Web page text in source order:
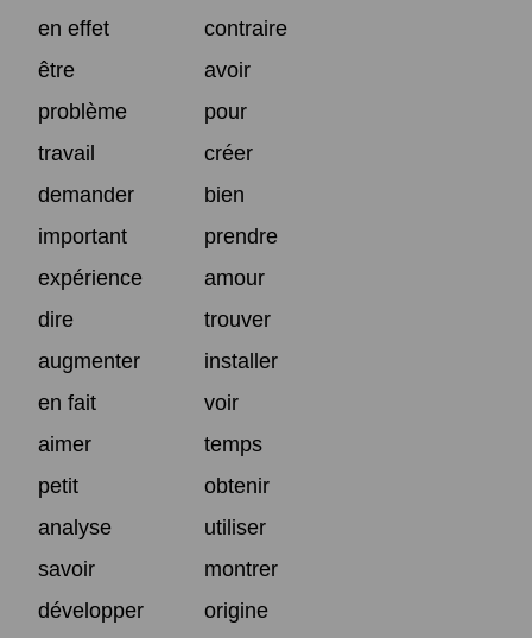
en effet
contraire
être
avoir
problème
pour
travail
créer
demander
bien
important
prendre
expérience
amour
dire
trouver
augmenter
installer
en fait
voir
aimer
temps
petit
obtenir
analyse
utiliser
savoir
montrer
développer
origine